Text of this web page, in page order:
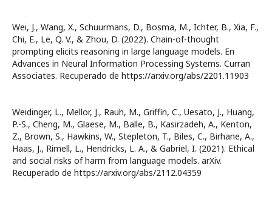
Wei, J., Wang, X., Schuurmans, D., Bosma, M., Ichter, B., Xia, F.,
Chi, E., Le, Q. V., & Zhou, D. (2022). Chain-of-thought
prompting elicits reasoning in large language models. En
Advances in Neural Information Processing Systems. Curran
Associates. Recuperado de https://arxiv.org/abs/2201.11903
Weidinger, L., Mellor, J., Rauh, M., Griffin, C., Uesato, J., Huang,
P.-S., Cheng, M., Glaese, M., Balle, B., Kasirzadeh, A., Kenton,
Z., Brown, S., Hawkins, W., Stepleton, T., Biles, C., Birhane, A.,
Haas, J., Rimell, L., Hendricks, L. A., & Gabriel, I. (2021). Ethical
and social risks of harm from language models. arXiv.
Recuperado de https://arxiv.org/abs/2112.04359